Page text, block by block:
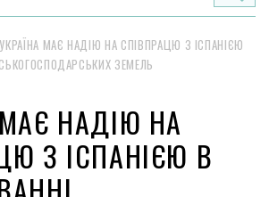
УКРАЇНА МАЄ НАДІЮ НА СПІВПРАЦЮ З ІСПАНІЄЮ
ЗЕМЕЛЬ
НАДІЮ НА
З ІСПАНІЄЮ В